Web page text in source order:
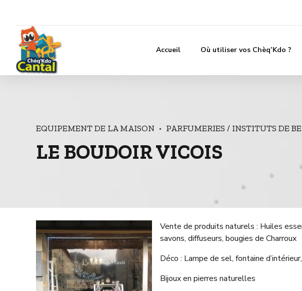
Accueil Où utiliser vos Chèq’Kdo ?
EQUIPEMENT DE LA MAISON PARFUMERIES / INSTITUTS DE
LE BOUDOIR VICOIS
Vente de produits naturels : Huiles
savons, diffuseurs, bougies de Charroux
Déco : Lampe de sel, fontaine
Bijoux en pierres naturelles